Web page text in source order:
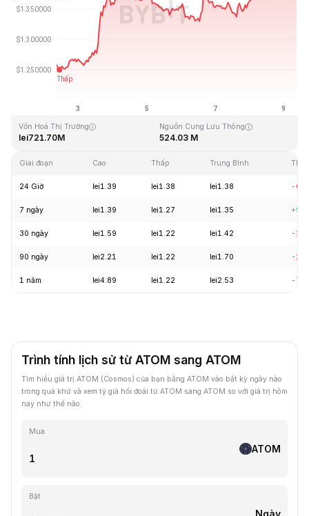
Cập Nhật Lần Cuối: 2026-08-09, 08:42 GMT+0
Vốn Hoá Thị Trường
lei721.70M
Nguồn Cung Lưu Thông
524.03 M
Giai đoạn Cao Thấp Trung Bình
24 Giờ lei1.39 lei1.38 lei1.38 -
7 ngày lei1.39 lei1.27 lei1.35
30 ngày lei1.59 lei1.22 lei1.42 -
90 ngày lei2.21 lei1.22 lei1.70 -
1 năm lei4.89 lei1.22 lei2.53 -
Trình tính lịch sử từ ATOM sang ATOM
Tìm hiểu giá trị ATOM (Cosmos) của bạn bằng ATOM vào bất kỳ ngày nào
trong quá khứ và xem tỷ giá hối đoái từ ATOM sang ATOM so với giá trị hôm
nay như thế nào.
Mua
ATOM
Bật
Ngày